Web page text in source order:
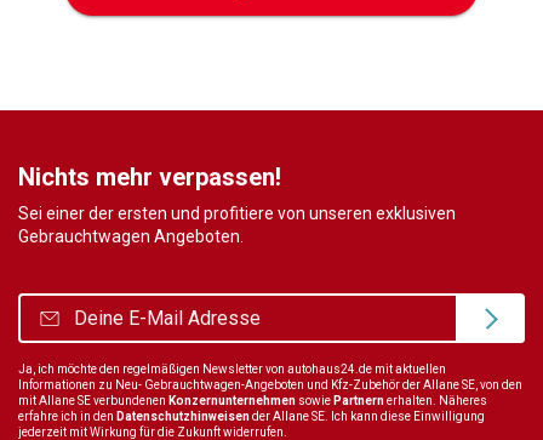
Nichts mehr verpassen!
Sei einer der ersten und profitiere von unseren exklusiven
Gebrauchtwagen Angeboten.
Ja, ich möchte den regelmäßigen Newsletter von autohaus24.de mit aktuellen
Informationen zu Neu- Gebrauchtwagen-Angeboten und Kfz-Zubehör der Allane SE, von den
mit Allane SE verbundenen Konzernunternehmen sowie Partnernerhalten. Näheres
erfahre ich in den Datenschutzhinweisender Allane SE. Ich kann diese Einwilligung
jederzeit mit Wirkung für die Zukunft widerrufen.